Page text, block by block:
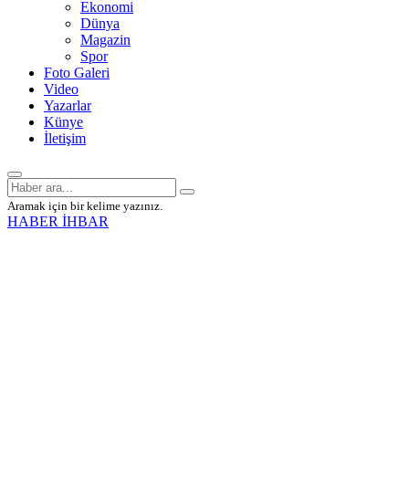
Ekonomi
Dünya
Magazin
Spor
Foto Galeri
Video
Yazarlar
Künye
İletişim
Aramak için bir kelime yazınız.
HABER İHBAR